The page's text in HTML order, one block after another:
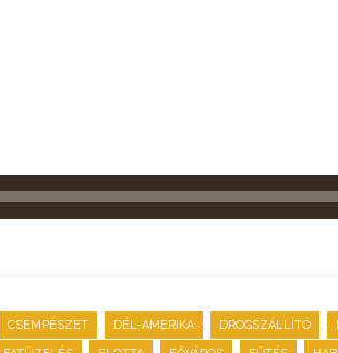
CSEMPÉSZET , DÉL-AMERIKA , DROGSZÁLLÍTÓ ,